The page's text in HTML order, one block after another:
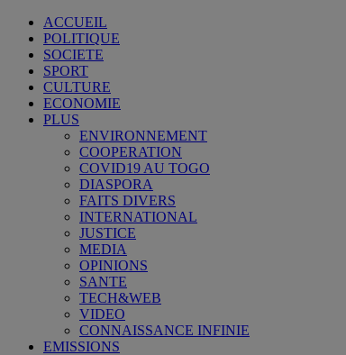
ACCUEIL
POLITIQUE
SOCIETE
SPORT
CULTURE
ECONOMIE
PLUS
ENVIRONNEMENT
COOPERATION
COVID19 AU TOGO
DIASPORA
FAITS DIVERS
INTERNATIONAL
JUSTICE
MEDIA
OPINIONS
SANTE
TECH&WEB
VIDEO
CONNAISSANCE INFINIE
EMISSIONS